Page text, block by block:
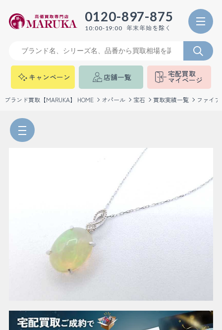
0120-897-875
10:00-19:00 年末年始を除く
キャンペーン 店舗一覧 宅配買取
マイページ
ブランド買取【MARUKA】 HOME オパール 宝石 買取実績一覧 ファイ